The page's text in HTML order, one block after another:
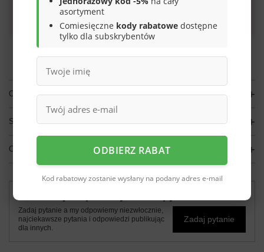
Darmowa dostawa do paczkomatu lub punktu
Smile - dostawy ze sklepów internetowych przy zamówieniu od
Więcej informacji.
OPIS
SZCZEGÓŁOWE DANE
OPINIE
Zadaj pytanie a my odpowiemy niezwłocznie,
najciekawsze pytania i odpowiedzi publikując
dla innych.
Zadaj pytanie
asortyment
Comiesięczne kody rabatowe dostępne
tylko dla subskrybentów
ODBIERZ RABAT
Kod rabatowy zostanie wysłany na podany adres e-mail